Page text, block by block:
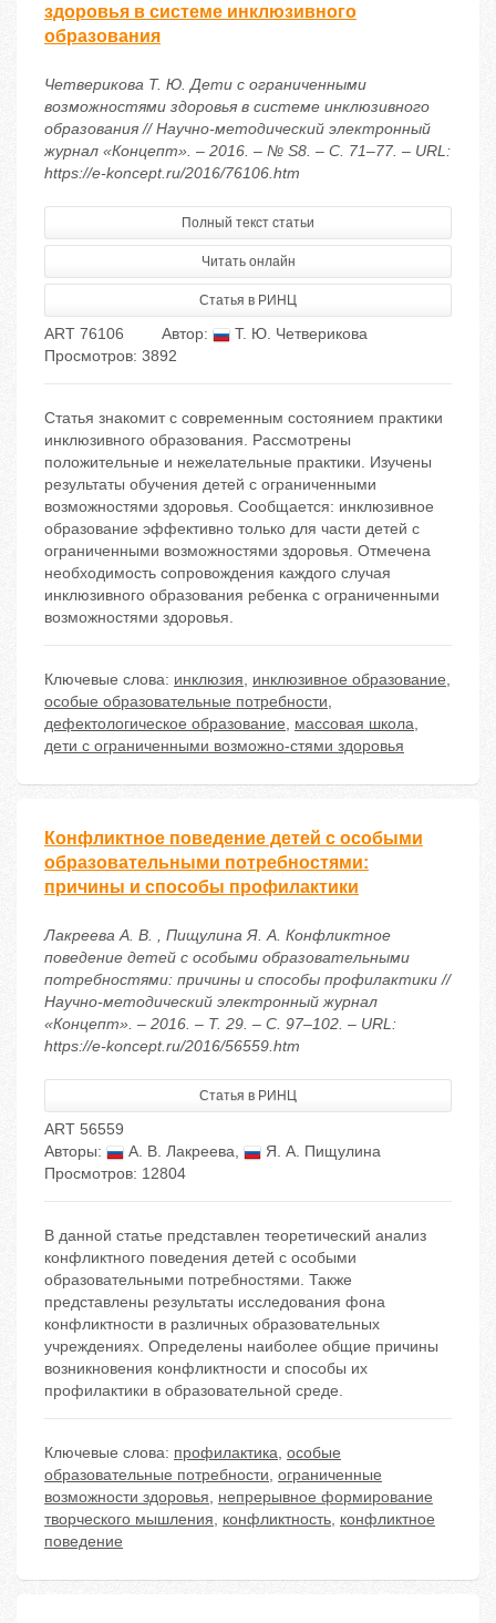
здоровья в системе инклюзивного
образования
Четверикова Т. Ю. Дети с ограниченными
возможностями здоровья в системе инклюзивного
образования // Научно-методический электронный
журнал «Концепт». – 2016. – № S8. – С. 71–77. – URL:
https://e-koncept.ru/2016/76106.htm
Полный текст статьи
Читать онлайн
Статья в РИНЦ
ART 76106 Автор:
Т. Ю. Четверикова
Просмотров: 3892
Статья знакомит с современным состоянием практики
инклюзивного образования. Рассмотрены
положительные и нежелательные практики. Изучены
результаты обучения детей с ограниченными
возможностями здоровья. Сообщается: инклюзивное
образование эффективно только для части детей с
ограниченными возможностями здоровья. Отмечена
необходимость сопровождения каждого случая
инклюзивного образования ребенка с ограниченными
возможностями здоровья.
Ключевые слова: инклюзия, инклюзивное образование,
особые образовательные потребности,
дефектологическое образование, массовая школа,
дети с ограниченными возможно-стями здоровья
Конфликтное поведение детей с особыми
образовательными потребностями:
причины и способы профилактики
Лакреева А. В. , Пищулина Я. А. Конфликтное
поведение детей с особыми образовательными
потребностями: причины и способы профилактики //
Научно-методический электронный журнал
«Концепт». – 2016. – Т. 29. – С. 97–102. – URL:
https://e-koncept.ru/2016/56559.htm
Статья в РИНЦ
ART 56559
Авторы:
А. В. Лакреева,
Я. А. Пищулина
Просмотров: 12804
В данной статье представлен теоретический анализ
конфликтного поведения детей с особыми
образовательными потребностями. Также
представлены результаты исследования фона
конфликтности в различных образовательных
учреждениях. Определены наиболее общие причины
возникновения конфликтности и способы их
профилактики в образовательной среде.
Ключевые слова: профилактика, особые
образовательные потребности, ограниченные
возможности здоровья, непрерывное формирование
творческого мышления, конфликтность, конфликтное
поведение